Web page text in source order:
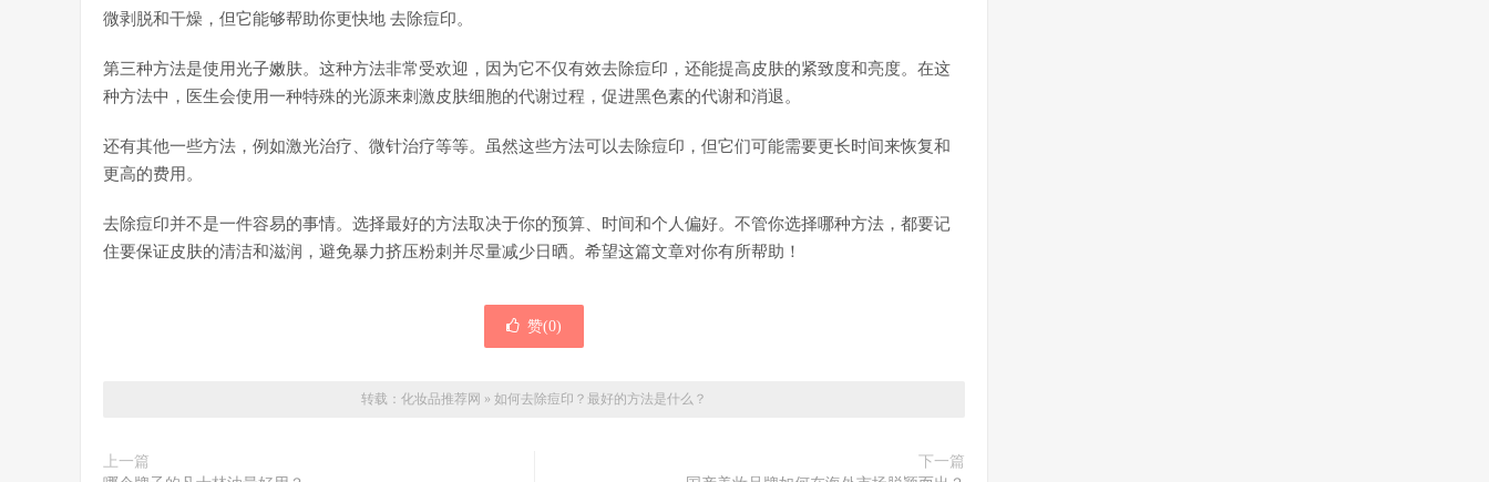
微剥脱和干燥，但它能够帮助你更快地 去除痘印。
第三种方法是使用光子嫩肤。这种方法非常受欢迎，因为它不仅有效去除痘印，还能提高皮肤的紧致度和亮度。在这
种方法中，医生会使用一种特殊的光源来刺激皮肤细胞的代谢过程，促进黑色素的代谢和消退。
还有其他一些方法，例如激光治疗、微针治疗等等。虽然这些方法可以去除痘印，但它们可能需要更长时间来恢复和
更高的费用。
去除痘印并不是一件容易的事情。选择最好的方法取决于你的预算、时间和个人偏好。不管你选择哪种方法，都要记
住要保证皮肤的清洁和滋润，避免暴力挤压粉刺并尽量减少日晒。希望这篇文章对你有所帮助！
赞(0)
转载： 化妆品推荐网 » 如何去除痘印？最好的方法是什么？
上一篇
下一篇